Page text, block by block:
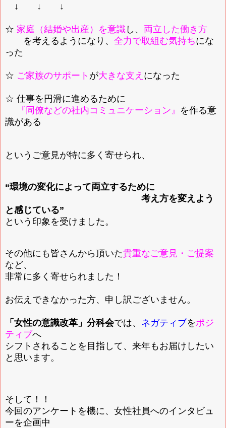
↓ ↓ ↓
☆ 家庭（結婚や出産）を意識 し、 両立した働き方
を考えるようになり、 全力で取組む気持ちにな
った
☆ ご家族のサポート が大きな支 え になった
☆ 仕事を円滑に進めるために
『同僚などの社内コミュニケーション』 を作る意
識がある
というご意見が特に多く寄せられ、
“環境の変化によって両立するために
考え方を変えよう
と感じている”
という印象を受けました。
その他にも皆さんから頂いた貴重なご意見・ご提案
など、
非常に多く寄せられました！
お伝えできなかった方、申し訳ございません。
「女性の意識改革」分科会では、 ネガティブをポジ
ティブへ
シフトされることを目指して、来年もお届けしたい
と思います。
そして！！
今回のアンケートを機に、女性社員へのインタビュ
ーを企画中